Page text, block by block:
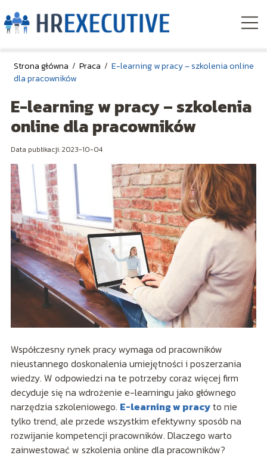
Strona główna / Praca / E-learning w pracy – szkolenia online
dla pracowników
E-learning w pracy – szkolenia
online dla pracowników
Data publikacji: 2023-10-04
Współczesny rynek pracy wymaga od pracowników
nieustannego doskonalenia umiejętności i poszerzania
wiedzy. W odpowiedzi na te potrzeby coraz więcej firm
decyduje się na wdrożenie e-learningu jako głównego
narzędzia szkoleniowego. E-learning w pracyto nie
tylko trend, ale przede wszystkim efektywny sposób na
rozwijanie kompetencji pracowników. Dlaczego warto
zainwestować w szkolenia online dla pracowników?